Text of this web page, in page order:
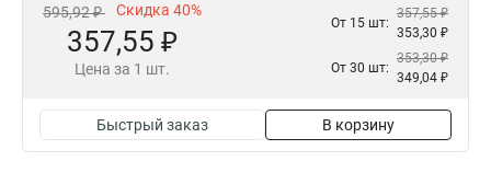
595,92 ₽ Скидка 40%
357,55 ₽
Цена за 1 шт.
От 15 шт:
357,55 ₽
353,30 ₽
От 30 шт:
353,30 ₽
349,04 ₽
Быстрый заказ В корзину